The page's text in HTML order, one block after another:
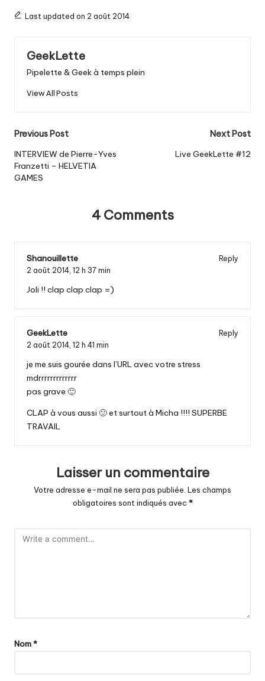
Last updated on 2 août 2014
GeekLette
Pipelette & Geek à temps plein
View All Posts
Post
navigation
Previous Post
INTERVIEW de Pierre-Yves
Franzetti – HELVETIA
GAMES
Next Post
Live GeekLette #12
4 Comments
Shanouillette
Reply
2 août 2014, 12 h 37 min
Joli !! clap clap clap =)
GeekLette
Reply
2 août 2014, 12 h 41 min
je me suis gourée dans l’URL avec votre stress
mdrrrrrrrrrrrrr
pas grave 🙂
CLAP à vous aussi 🙂 et surtout à Micha !!!! SUPERBE
TRAVAIL
Laisser un commentaire
Votre adresse e-mail ne sera pas publiée. Les champs
obligatoires sont indiqués avec *
Nom*